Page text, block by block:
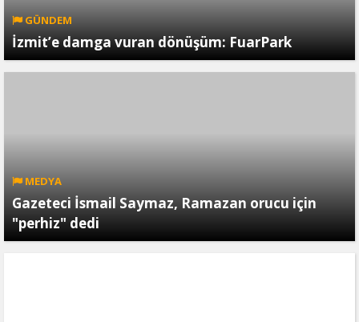
GÜNDEM
İzmit’e damga vuran dönüşüm: FuarPark
MEDYA
Gazeteci İsmail Saymaz, Ramazan orucu için
"perhiz" dedi